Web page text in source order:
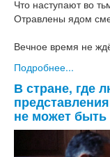
Что наступают во
Отравлены ядом
Вечное время не
Подробнее...
В стране, где
не может